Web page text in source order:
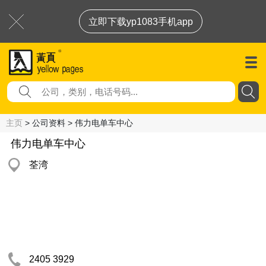
立即下载yp1083手机app
主页 > 公司资料 > 伟力电单车中心
伟力电单车中心
荃湾
2405 3929